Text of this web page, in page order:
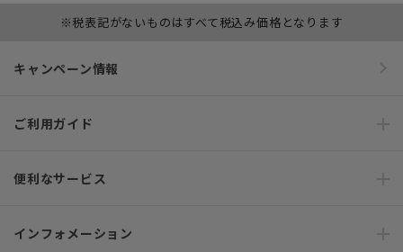
※税表記がないものはすべて税込み価格となります
キャンペーン情報
ご利用ガイド
便利なサービス
インフォメーション